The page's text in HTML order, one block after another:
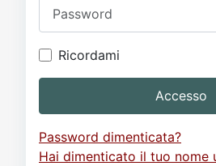
Ricordami
Accesso
Password dimenticata?
Hai dimenticato il tuo nome